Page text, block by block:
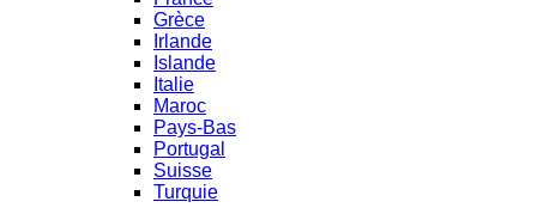
Grèce
Irlande
Islande
Italie
Maroc
Pays-Bas
Portugal
Suisse
Turquie